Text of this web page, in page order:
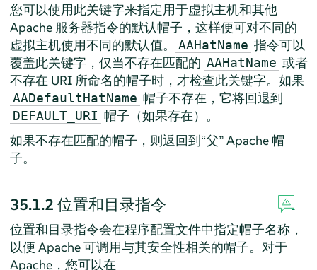
您可以使用此关键字来指定用于虚拟主机和其他
Apache 服务器指令的默认帽子，这样便可对不同的
虚拟主机使用不同的默认值。
AAHatName 指令可以
覆盖此关键字，仅当不存在匹配的 AAHatName 或者
不存在 URI 所命名的帽子时，才检查此关键字。如果
AADefaultHatName 帽子不存在，它将回退到
DEFAULT_URI 帽子（如果存在）。
如果不存在匹配的帽子，则返回到“父”Apache 帽
子。
35.1.2 位置和目录指令
位置和目录指令会在程序配置文件中指定帽子名称，
以便 Apache 可调用与其安全性相关的帽子。对于
Apache，您可以在